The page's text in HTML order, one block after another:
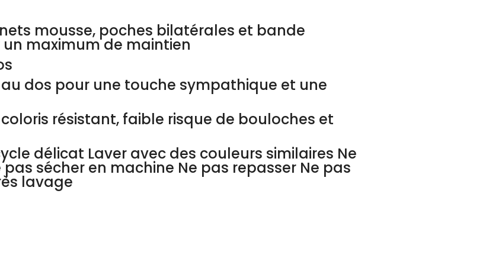
mousse, poches bilatérales et bande
maximum de maintien
dos pour une touche sympathique et une
résistant, faible risque de bouloches et
délicat Laver avec des couleurs similaires Ne
sécher en machine Ne pas repasser Ne pas
lavage